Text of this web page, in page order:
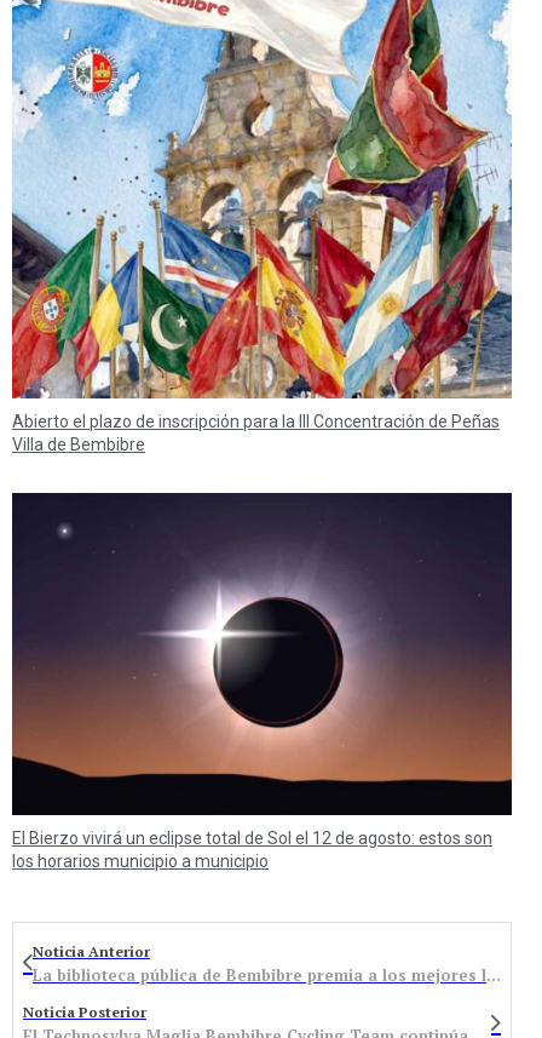
Abierto el plazo de inscripción para la III Concentración de Peñas
Villa de Bembibre
El Bierzo vivirá un eclipse total de Sol el 12 de agosto: estos son
los horarios municipio a municipio
Noticia Anterior
La biblioteca pública de Bembibre premia a los mejores lectores
Noticia Posterior